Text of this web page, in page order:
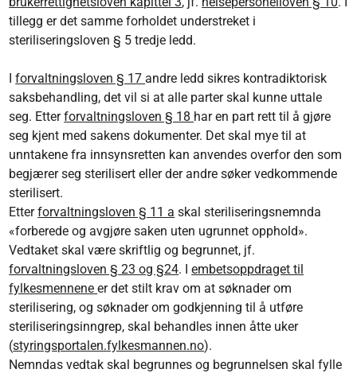
tillegg er det samme forholdet understreket i
steriliseringsloven § 5 tredje ledd.
Iforvaltningsloven § 17andre ledd sikres kontradiktorisk
saksbehandling, det vil si at alle parter skal kunne uttale
seg. Etterforvaltningsloven § 18 har en part rett til å gjøre
seg kjent med sakens dokumenter. Det skal mye til at
unntakene fra innsynsretten kan anvendes overfor den som
begjærer seg sterilisert eller der andre søker vedkommende
sterilisert.
Etterforvaltningsloven § 11 a skal steriliseringsnemnda
«forberede og avgjøre saken uten ugrunnet opphold».
Vedtaket skal være skriftlig og begrunnet, jf.
forvaltningsloven § 23 og §24. Iembetsoppdraget til
fylkesmenneneer det stilt krav om at søknader om
sterilisering, og søknader om godkjenning til å utføre
steriliseringsinngrep, skal behandles innen åtte uker
(styringsportalen.fylkesmannen.no).
Nemndas vedtak skal begrunnes og begrunnelsen skal fylle